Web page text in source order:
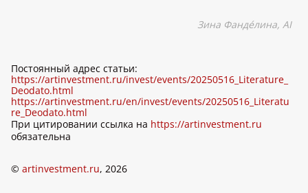
Зина Фандéлина, AI
Постоянный адрес статьи:
https://artinvestment.ru/invest/events/20250516_Literature_
Deodato.html
https://artinvestment.ru/en/invest/events/20250516_Literatu
re_Deodato.html
При цитировании ссылка на https://artinvestment.ru
обязательна
© artinvestment.ru, 2026